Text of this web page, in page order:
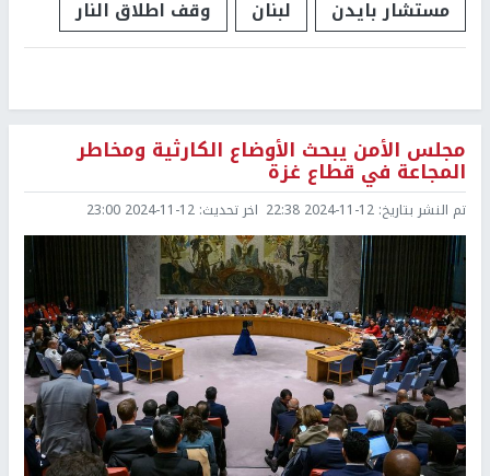
مستشار بايدن
لبنان وقف اطلاق النار
مجلس الأمن يبحث الأوضاع الكارثية ومخاطر
المجاعة في قطاع غزة
تم النشر بتاريخ: 2024-11-12 22:38 اخر تحديث: 2024-11-12 23:00